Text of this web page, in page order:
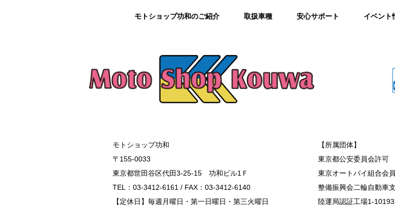
モトショップ功和のご紹介 取扱車種 安心サポート イベント
モトショップ功和
〒155-0033
東京都世田谷区代田3-25-15 功和ビル1Ｆ
TEL：03-3412-6161 / FAX：03-3412-6140
【定休日】毎週月曜日・第一日曜日・第三火曜日
【所属団体】
東京都公安委員会許
東京オートバイ組合会員
整備振興会二輪自動車
陸運局認証工場1-10193